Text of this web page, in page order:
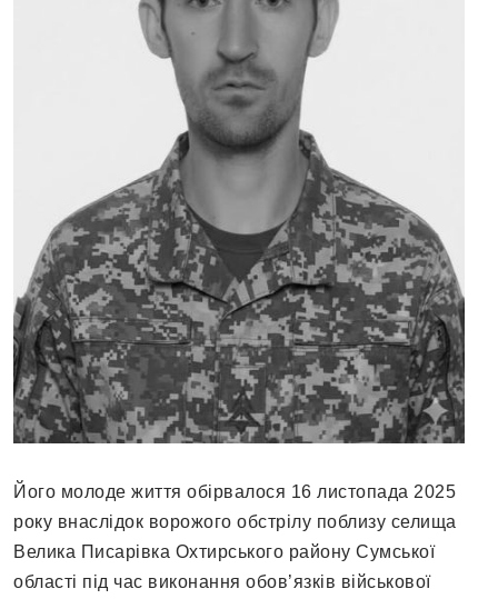
Його молоде життя обірвалося 16 листопада 2025
року внаслідок ворожого обстрілу поблизу селища
Велика Писарівка Охтирського району Сумської
області під час виконання обов’язків військової